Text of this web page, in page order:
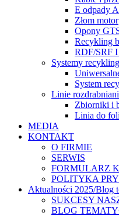
E odpady
Złom
Opony
Recykling
RDF/SRF
Systemy
System
Linie
Zbiorniki i
Linia do
MEDIA
KONTAKT
O FIRMIE
SERWIS
FORMULARZ
POLITYKA
Aktualności 2025/Blog
SUKCESY
BLOG